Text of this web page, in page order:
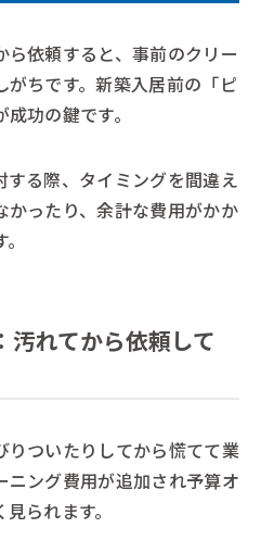
依頼すると、事前のクリー
ちです。新築入居前の「ピ
功の鍵です。
る際、タイミングを間違え
かったり、余計な費用がかか
汚れてから依頼して
りついたりしてから慌てて業
ング費用が追加され予算オ
られます。